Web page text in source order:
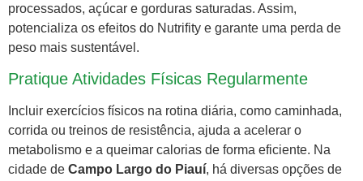
processados, açúcar e gorduras saturadas. Assim,
potencializa os efeitos do Nutrifity e garante uma perda de
peso mais sustentável.
Pratique Atividades Físicas Regularmente
Incluir exercícios físicos na rotina diária, como caminhada,
corrida ou treinos de resistência, ajuda a acelerar o
metabolismo e a queimar calorias de forma eficiente. Na
cidade de Campo Largo do Piauí, há diversas opções de